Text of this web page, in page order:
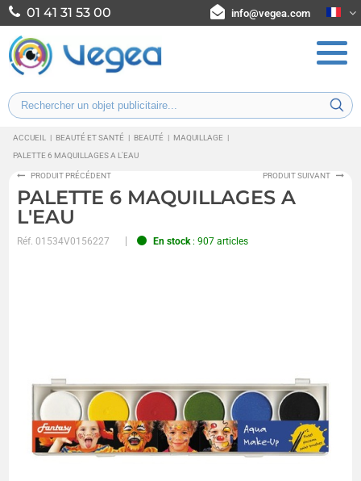
01 41 31 53 00 info@vegea.com
ACCUEIL | BEAUTÉ ET SANTÉ | BEAUTÉ | MAQUILLAGE |
PALETTE 6 MAQUILLAGES A L'EAU
PRODUIT PRÉCÉDENT PRODUIT SUIVANT
PALETTE 6 MAQUILLAGES A
L'EAU
Réf.01534V0156227 En stock: 907 articles